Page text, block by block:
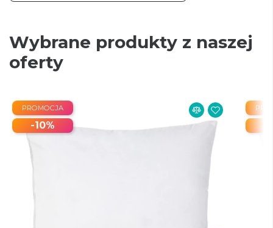
Wybrane produkty z naszej
oferty
PROMOCJA
-10%